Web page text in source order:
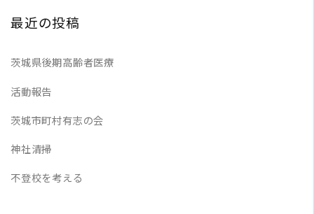
最近の投稿
茨城県後期高齢者医療
活動報告
茨城市町村有志の会
神社清掃
不登校を考える